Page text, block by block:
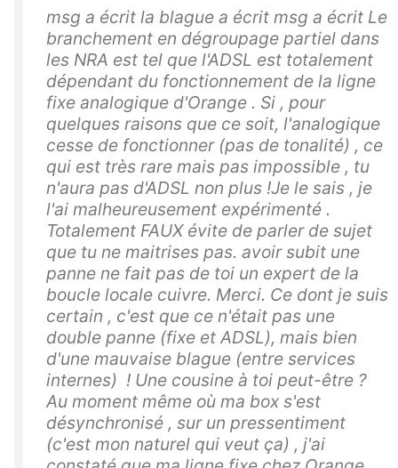
msg a écrit la blague a écrit msg a écrit Le
branchement en dégroupage partiel dans
les NRA est tel que l'ADSL est totalement
dépendant du fonctionnement de la ligne
fixe analogique d'Orange . Si , pour
quelques raisons que ce soit, l'analogique
cesse de fonctionner (pas de tonalité) , ce
qui est très rare mais pas impossible , tu
n'aura pas d'ADSL non plus !Je le sais , je
l'ai malheureusement expérimenté .
Totalement FAUX évite de parler de sujet
que tu ne maitrises pas. avoir subit une
panne ne fait pas de toi un expert de la
boucle locale cuivre. Merci. Ce dont je suis
certain , c'est que ce n'était pas une
double panne (fixe et ADSL), mais bien
d'une mauvaise blague (entre services
internes) ! Une cousine à toi peut-être ?
Au moment même où ma box s'est
désynchronisé , sur un pressentiment
(c'est mon naturel qui veut ça) , j'ai